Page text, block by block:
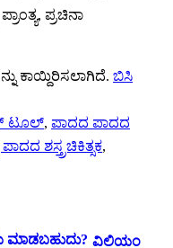
ಪ್ರಚಿನಾ
ಕಾಯ್ದಿರಿಸಲಾಗಿದೆ. ಬಿಸಿ
ಟೂಲ್, ಪಾದದ ಪಾದದ
ಪಾದದ ಶಸ್ತ್ರಚಿಕಿತ್ಸಕ,
ವಿಲಿಯಂ